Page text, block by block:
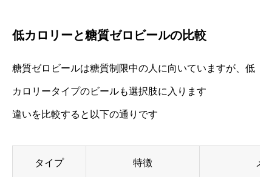
低カロリーと糖質ゼロビールの比較
糖質ゼロビールは糖質制限中の人に向いていますが、低
カロリータイプのビールも選択肢に入ります
違いを比較すると以下の通りです
タイプ 特徴 メ